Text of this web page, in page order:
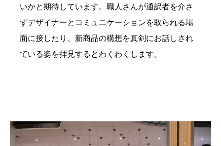
いかと期待しています。職人さんが通訳者を介さ
ずデザイナーとコミュニケーションを取られる場
面に接したり、新商品の構想を真剣にお話しされ
ている姿を拝見するとわくわくします。